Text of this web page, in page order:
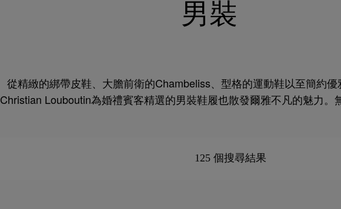
男裝
從精緻的綁帶皮鞋、大膽前衛的Chambeliss、型格的運動鞋以至簡約
Christian Louboutin為婚禮賓客精選的男裝鞋履也散發爾雅不凡的魅力。
125 個搜尋結果